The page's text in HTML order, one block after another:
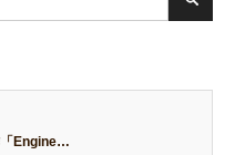
Engine…